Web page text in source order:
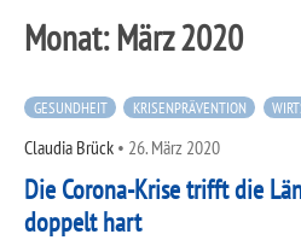
Monat:März 2020
GESUNDHEIT KRISENPRÄVENTION
Claudia Brück • 26. März 2020
Die Corona-Krise trifft die
doppelt hart